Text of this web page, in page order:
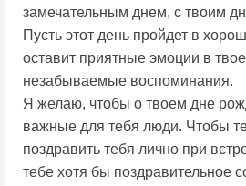
замечательным днем, с твоим
Пусть этот день пройдет в
оставит приятные эмоции в
незабываемые воспоминания.
Я желаю, чтобы о твоем дне
важные для тебя люди. Чтобы
поздравить тебя лично при
тебе хотя бы поздравительное